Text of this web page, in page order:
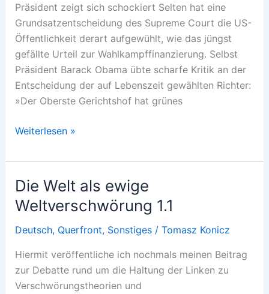
Präsident zeigt sich schockiert Selten hat eine
Grundsatzentscheidung des Supreme Court die US-
Öffentlichkeit derart aufgewühlt, wie das jüngst
gefällte Urteil zur Wahlkampffinanzierung. Selbst
Präsident Barack Obama übte scharfe Kritik an der
Entscheidung der auf Lebenszeit gewählten Richter:
»Der Oberste Gerichtshof hat grünes
Sieg
Lobbyismus
Weiterlesen »
Die Welt als ewige
Weltverschwörung 1.1
Deutsch, Querfront, Sonstiges/ Tomasz Konicz
Hiermit veröffentliche ich nochmals meinen Beitrag
zur Debatte rund um die Haltung der Linken zu
Verschwörungstheorien und